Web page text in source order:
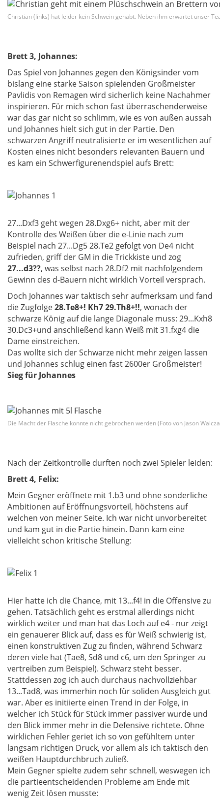
Christian (links) hat leider kein Schwein gehabt. Neben ihm erwartet unser
Brett 3, Johannes:
Das Spiel von Johannes gegen den Königsinder vom
bislang eine starke Saison spielenden Großmeister
Pavlidis von Remagen wird sicherlich keine Nachahmer
inspirieren. Für mich schon fast überraschenderweise
war das gar nicht so schlimm, wie es von außen aussah
und Johannes hielt sich gut in der Partie. Den
schwarzen Angriff neutralisierte er im wesentlichen auf
Kosten eines nicht besonders relevanten Bauern und
es kam ein Schwerfigurenendspiel aufs Brett:
27...Dxf3 geht wegen 28.Dxg6+ nicht, aber mit der
Kontrolle des Weißen über die e-Linie nach zum
Beispiel nach 27...Dg5 28.Te2 gefolgt von De4 nicht
zufrieden, griff der GM in die Trickkiste und zog
27...d3??, was selbst nach 28.Df2 mit nachfolgendem
Gewinn des d-Bauern nicht wirklich Vorteil versprach.
Doch Johannes war taktisch sehr aufmerksam und fand
die Zugfolge28.Te8+! Kh7 29.Th8+!!, wonach der
schwarze König auf die lange Diagonale muss: 29...Kxh8
30.Dc3+und anschließend kann Weiß mit 31.fxg4 die
Dame einstreichen.
Das wollte sich der Schwarze nicht mehr zeigen lassen
und Johannes schlug einen fast 2600er Großmeister!
Sieg für Johannes
Die Macht der Flasche konnte nicht gebrochen werden (Foto von Jason
Nach der Zeitkontrolle durften noch zwei Spieler leiden:
Brett 4, Felix:
Mein Gegner eröffnete mit 1.b3 und ohne sonderliche
Ambitionen auf Eröffnungsvorteil, höchstens auf
welchen von meiner Seite. Ich war nicht unvorbereitet
und kam gut in die Partie hinein. Dann kam eine
vielleicht schon kritische Stellung:
Hier hatte ich die Chance, mit 13...f4! in die Offensive zu
gehen. Tatsächlich geht es erstmal allerdings nicht
wirklich weiter und man hat das Loch auf e4 - nur zeigt
ein genauerer Blick auf, dass es für Weiß schwierig ist,
einen konstruktiven Zug zu finden, während Schwarz
deren viele hat (Tae8, Sd8 und c6, um den Springer zu
vertreiben zum Beispiel). Schwarz steht besser.
Stattdessen zog ich auch durchaus nachvollziehbar
13...Tad8, was immerhin noch für soliden Ausgleich gut
war. Aber es initiierte einen Trend in der Folge, in
welcher ich Stück für Stück immer passiver wurde und
den Blick immer mehr in die Defensive richtete. Ohne
wirklichen Fehler geriet ich so von gefühltem unter
langsam richtigen Druck, vor allem als ich taktisch den
weißen Hauptdurchbruch zuließ.
Mein Gegner spielte zudem sehr schnell, weswegen ich
die partieentscheidenden Probleme am Ende mit
wenig Zeit lösen musste: